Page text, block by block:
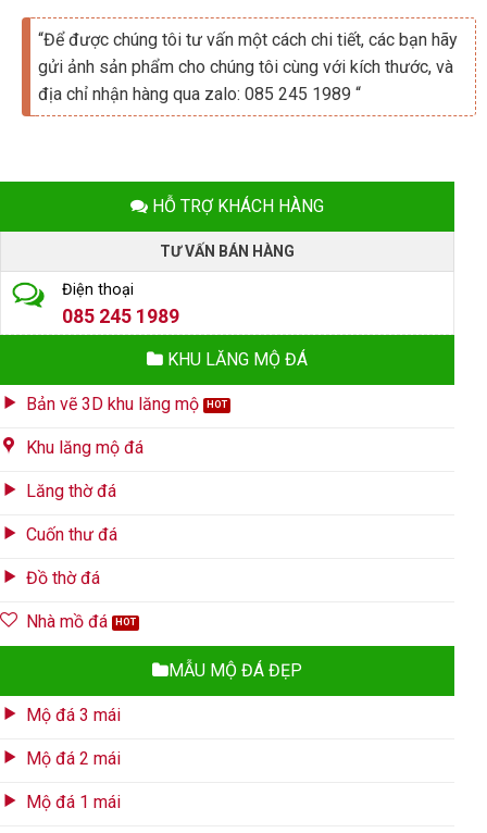
HỖ TRỢ KHÁCH HÀNG
TƯ VẤN BÁN HÀNG
Điện thoại
085 245 1989
KHU LĂNG MỘ ĐÁ
Bản vẽ 3D khu lăng mộ
Khu lăng mộ đá
Lăng thờ đá
Cuốn thư đá
Đồ thờ đá
Nhà mồ đá
MẪU MỘ ĐÁ ĐẸP
Mộ đá 3 mái
Mộ đá 2 mái
Mộ đá 1 mái
“Để được chúng tôi tư vấn một cách chi tiết, các bạn hãy
gửi ảnh sản phẩm cho chúng tôi cùng với kích thước, và
địa chỉ nhận hàng qua zalo: 085 245 1989 “